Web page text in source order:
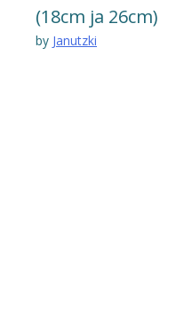
(18cm ja 26cm)
by Janutzki